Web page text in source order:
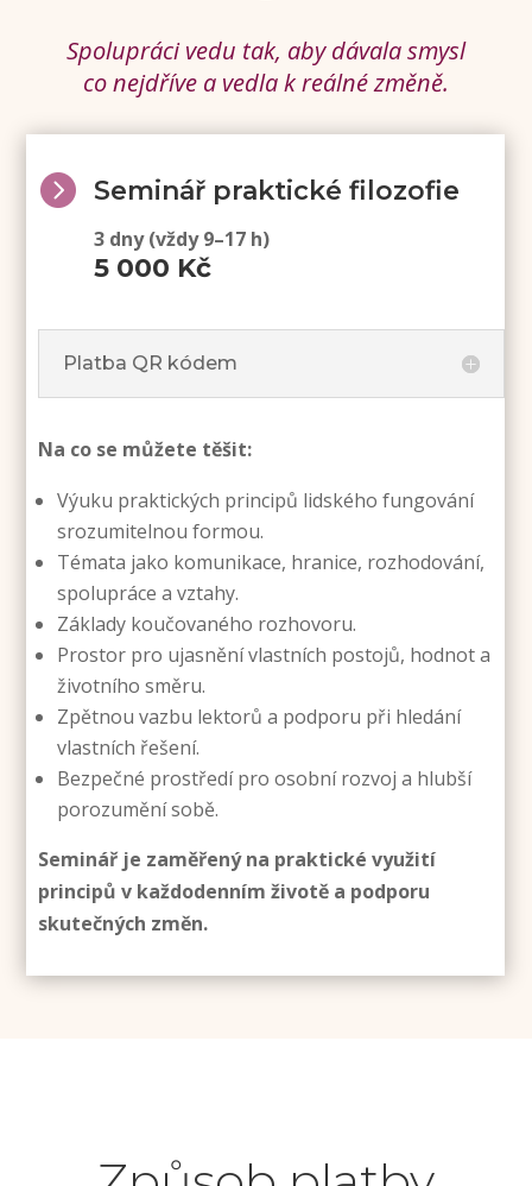
Spolupráci vedu tak, aby dávala smysl
co nejdříve a vedla k reálné změně.
 Seminář praktické filozofie
3 dny (vždy 9–17 h)
5 000 Kč
Platba QR kódem
Na co se můžete těšit:
Výuku praktických principů lidského fungování
srozumitelnou formou.
Témata jako komunikace, hranice, rozhodování,
spolupráce a vztahy.
Základy koučovaného rozhovoru.
Prostor pro ujasnění vlastních postojů, hodnot a
životního směru.
Zpětnou vazbu lektorů a podporu při hledání
vlastních řešení.
Bezpečné prostředí pro osobní rozvoj a hlubší
porozumění sobě.
Seminář je zaměřený na praktické využití
principů v každodenním životě a podporu
skutečných změn.